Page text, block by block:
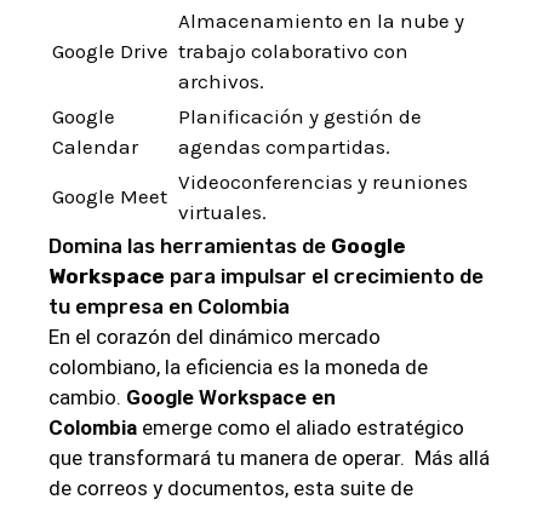
Google Drive
Almacenamiento en la nube y
trabajo colaborativo con
archivos.
Google
Calendar
Planificación y gestión de ​
agendas compartidas.
Google Meet
Videoconferencias y reuniones
‌virtuales.
Domina las⁤ herramientas de Google
Workspace para impulsar el crecimiento de⁣
tu empresa en Colombia
En el ​corazón del dinámico mercado
colombiano, la eficiencia es la moneda de
cambio. Google Workspace en
Colombia emerge como el aliado⁣ estratégico
que transformará tu manera de operar. ‌ Más allá
⁢de correos y documentos, esta suite de